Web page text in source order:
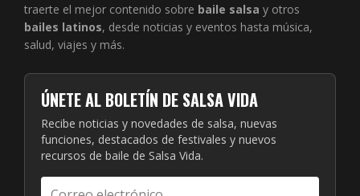
traerte el mejor contenido sobre baile salsa y otros
bailes latinos, desde noticias y eventos hasta música,
salud, viajes y más.
ÚNETE AL BOLETÍN DE SALSA VIDA
Recibe noticias y novedades de salsa, nuevas
funciones, destacados de festivales y nuevos
recursos de baile de Salsa Vida.
Correo